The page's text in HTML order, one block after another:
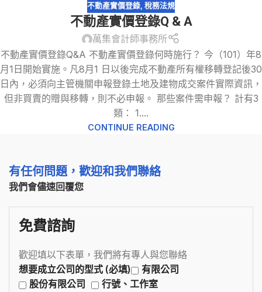
不動產實價登錄 稅務法規
不動產實價登錄Q & A
萬集會計師事務所
不動產實價登錄Q&A 不動產實價登錄何時施行？ 今（101）年8
月1日開始實施。凡8月1 日以後完成不動產所有權移轉登記後30
日內，必須向主管機關申報登錄土地及建物成交案件實際資訊，
但非買賣的贈與移轉，則不必申報。 那些案件需申報？ 計有3
類： 1....
CONTINUE READING
有任何問題，歡迎和我們聯絡
我們會儘速回覆您
免費諮詢
歡迎填以下表單，我們將有專人與您聯絡
想要成立公司的型式 (必填)
有限公司
股份有限公司
行號、工作室